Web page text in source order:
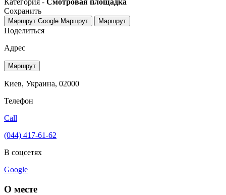
Сохранить
Маршрут Google Маршрут Маршрут
Поделиться
Адрес
Маршрут
Киев, Украина, 02000
Телефон
Call
(044) 417-61-62
В соцсетях
Google
О месте